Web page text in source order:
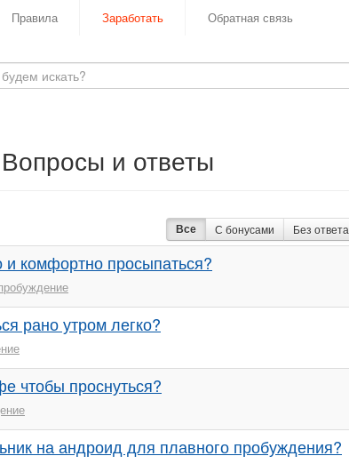
Правила Заработать Обратная связь
и ответы
Все С бонусами Без ответа
и комфортно просыпаться?
рано утром легко?
чтобы проснуться?
на андроид для плавного пробуждения?